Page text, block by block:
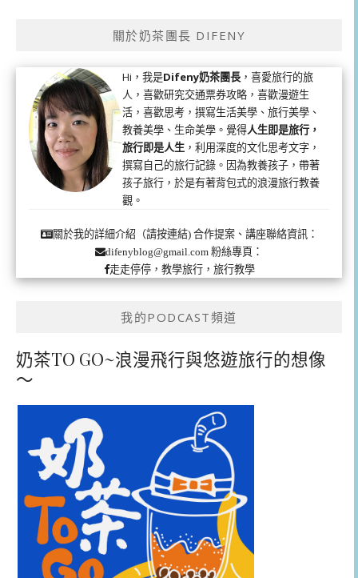
關於奶茶團長 DIFENY
Hi，我是Difeny奶茶團長 ，喜愛旅行的旅
人，喜歡研究交通票券攻略，喜歡漫遊生
活，喜歡思考，撰寫生活美學、旅行美學、
教養美學、生命美學。覺得人生即是旅行，
旅行即是人生 ，利用深度的文化思考文字，
撰寫自己的旅行記錄。因為教養孩子，帶著
孩子旅行，於是有著背包式的浪漫旅行教養
觀。
關於我的詳細介紹（請按連結)合作提案、講座聯絡資訊：
difenyblog@gmail.com 粉絲專頁：
走走停停，教學旅行，旅行教學
我的PODCAST頻道
奶茶TO GO~浪漫飛行與悠遊旅行的想像
～